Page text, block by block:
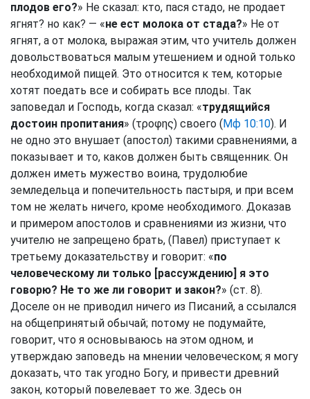
плодов его?» Не сказал: кто, пася стадо, не продает
ягнят? но как? — «не ест молока от стада?» Не от
ягнят, а от молока, выражая этим, что учитель должен
довольствоваться малым утешением и одной только
необходимой пищей. Это относится к тем, которые
хотят поедать все и собирать все плоды. Так
заповедал и Господь, когда сказал: «трудящийся
достоин пропитания» (τροφης) своего (Мф 10:10). И
не одно это внушает (апостол) такими сравнениями, а
показывает и то, каков должен быть священник. Он
должен иметь мужество воина, трудолюбие
земледельца и попечительность пастыря, и при всем
том не желать ничего, кроме необходимого. Доказав
и примером апостолов и сравнениями из жизни, что
учителю не запрещено брать, (Павел) приступает к
третьему доказательству и говорит: «по
человеческому ли только [рассуждению] я это
говорю? Не то же ли говорит и закон?» (ст. 8).
Доселе он не приводил ничего из Писаний, а ссылался
на общепринятый обычай; потому не подумайте,
говорит, что я основываюсь на этом одном, и
утверждаю заповедь на мнении человеческом; я могу
доказать, что так угодно Богу, и привести древний
закон, который повелевает то же. Здесь он